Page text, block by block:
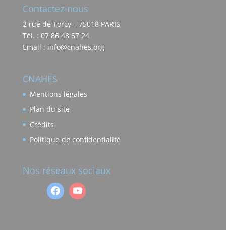
Contactez-nous
2 rue de Torcy – 75018 PARIS
Tél. : 07 86 48 57 24
Email : info@cnahes.org
CNAHES
Mentions légales
Plan du site
Crédits
Politique de confidentialité
Nos réseaux sociaux